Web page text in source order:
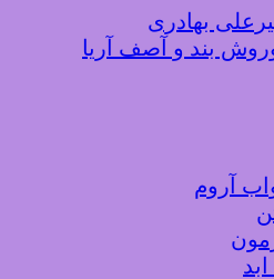
بهادری
بند و آصف آریا
آروم